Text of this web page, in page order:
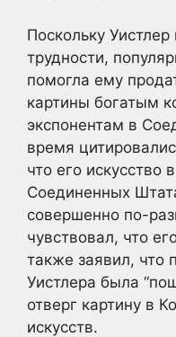
Поскольку
трудности,
помогла ему
картины богатым
экспонентам в
время
что его искусство
Соединенных
совершенно по-
чувствовал, что
также заявил, что
Уистлера была
отверг картину в
искусств.